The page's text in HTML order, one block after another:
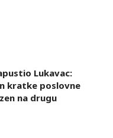
Lukavac:
kratke poslovne
na drugu